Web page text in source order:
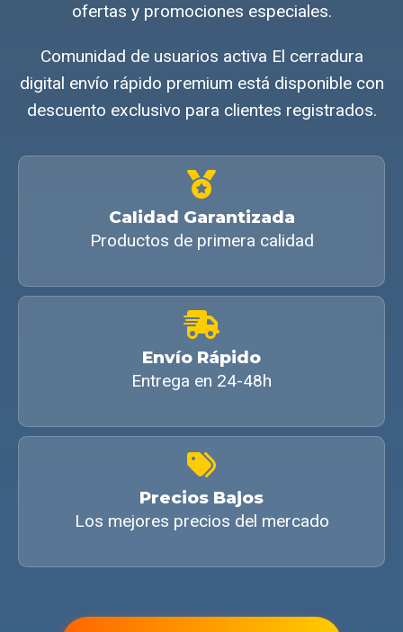
ofertas y promociones especiales.
Comunidad de usuarios activa El cerradura
digital envío rápido premium está disponible con
descuento exclusivo para clientes registrados.
Calidad Garantizada
Productos de primera calidad
Envío Rápido
Entrega en 24-48h
Precios Bajos
Los mejores precios del mercado